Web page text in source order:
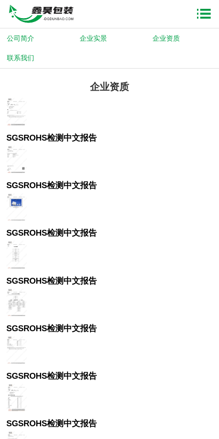
公司简介 企业实景 企业资质
联系我们
企业资质
SGSROHS检测中文报告
SGSROHS检测中文报告
SGSROHS检测中文报告
SGSROHS检测中文报告
SGSROHS检测中文报告
SGSROHS检测中文报告
SGSROHS检测中文报告